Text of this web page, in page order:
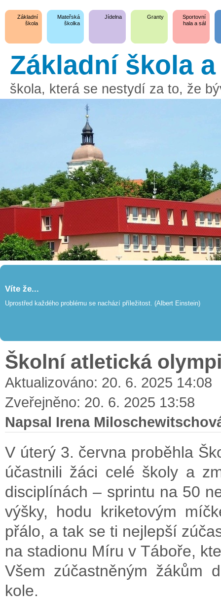
Základní
škola
Mateřská
školka
Jídelna Granty
Sportovní
hala a sál
Základní škola
škola, která se nestydí za to, že
Víte že...
Uprostřed každého problému se nachází příležitost. (Albert Einstein)
Školní atletická
Aktualizováno: 20. 6. 2025 14:08
Zveřejněno: 20. 6. 2025 13:58
Napsal Irena
V úterý 3. června proběhla
účastnili žáci celé školy a
disciplínách – sprintu na 50
výšky, hodu kriketovým
přálo, a tak se ti nejlepší
na stadionu Míru v Táboře,
Všem zúčastněným žákům
kole.